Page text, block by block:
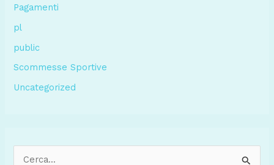
Pagamenti
pl
public
Scommesse Sportive
Uncategorized